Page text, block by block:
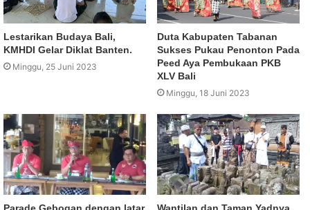
Lestarikan Budaya Bali,
KMHDI Gelar Diklat Banten.
Minggu, 25 Juni 2023
Duta Kabupaten Tabanan
Sukses Pukau Penonton Pada
Peed Aya Pembukaan PKB
XLV Bali
Minggu, 18 Juni 2023
Parade Gebogan dengan latar
Wantilan dan Taman Yadnya